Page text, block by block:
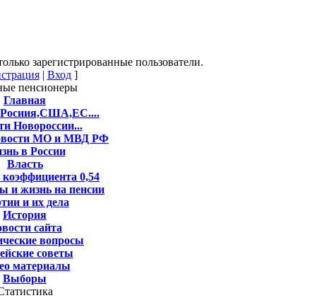
зарегистрированные пользователи.
| Вход]
пенсионеры
Главная
Росиия,США,ЕС....
Новороссии...
МО и МВД РФ
в России
Власть
коэффициента 0,54
и жизнь на пенсии
и их дела
История
сайта
вопросы
советы
материалы
Выборы